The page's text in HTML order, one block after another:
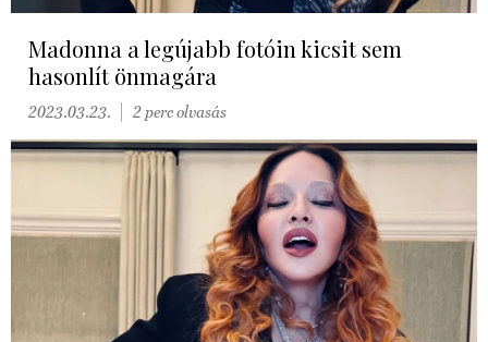
Madonna a legújabb fotóin kicsit sem
hasonlít önmagára
2023.03.23. 2 perc olvasás